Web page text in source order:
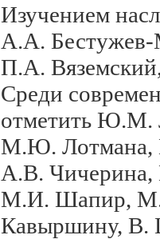
Изучением
А.А.
П.А.
Среди
отметить
М.Ю. Лотмана,
А.В.
М.И. Шапир,
Кавыршину,